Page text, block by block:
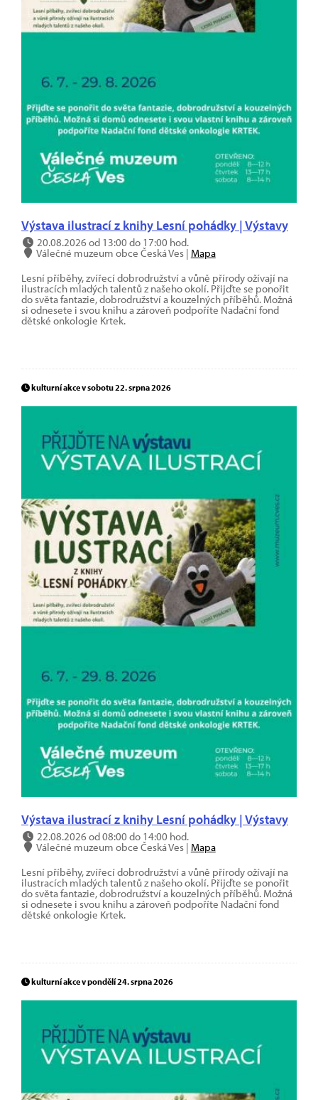
Výstava ilustrací z knihy Lesní pohádky | Výstavy
20.08.2026 od 13:00 do 17:00 hod.
Válečné muzeum obce Česká Ves | Mapa
Lesní příběhy, zvířecí dobrodružství a vůně přírody ožívají na
ilustracích mladých talentů z našeho okolí. Přijďte se ponořit
do světa fantazie, dobrodružství a kouzelných příběhů. Možná
si odnesete i svou knihu a zároveň podpoříte Nadační fond
dětské onkologie Krtek.
kulturní akce v sobotu 22. srpna 2026
Výstava ilustrací z knihy Lesní pohádky | Výstavy
22.08.2026 od 08:00 do 14:00 hod.
Válečné muzeum obce Česká Ves | Mapa
Lesní příběhy, zvířecí dobrodružství a vůně přírody ožívají na
ilustracích mladých talentů z našeho okolí. Přijďte se ponořit
do světa fantazie, dobrodružství a kouzelných příběhů. Možná
si odnesete i svou knihu a zároveň podpoříte Nadační fond
dětské onkologie Krtek.
kulturní akce v pondělí 24. srpna 2026